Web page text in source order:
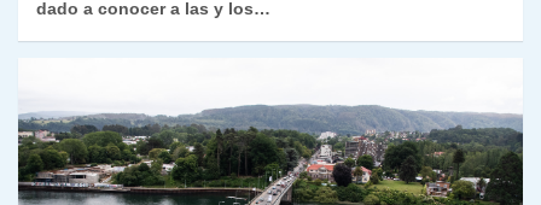
dado a conocer a las y los…